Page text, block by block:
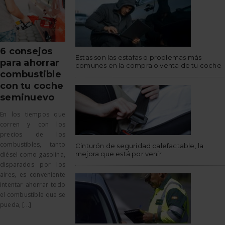
6 consejos
para ahorrar
combustible
con tu coche
seminuevo
En los tiempos que
corren y con los
precios de los
combustibles, tanto
diésel como gasolina,
disparados por los
aires, es conveniente
intentar ahorrar todo
el combustible que se
pueda, [...]
Estas son las estafas o problemas más
comunes en la compra o venta de tu coche
Cinturón de seguridad calefactable, la
mejora que está por venir